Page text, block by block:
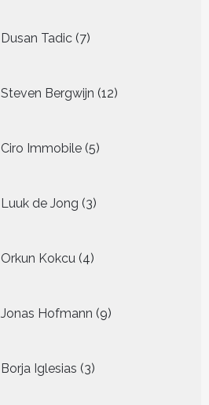
Dusan Tadic 7
producten
Steven Bergwijn 12
producten
Ciro Immobile 5
producten
Luuk de Jong 3
producten
Orkun Kokcu 4
producten
Jonas Hofmann 9
producten
Borja Iglesias 3
producten